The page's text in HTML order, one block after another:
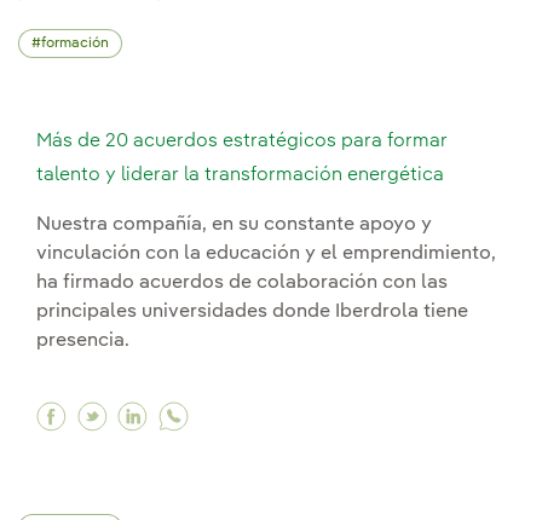
formación
Más de 20 acuerdos estratégicos para formar
talento y liderar la transformación energética
Nuestra compañía, en su constante apoyo y
vinculación con la educación y el emprendimiento,
ha firmado acuerdos de colaboración con las
principales universidades donde Iberdrola tiene
presencia.
Facebook Más de 20 acuerdos estratégicos
Twitter Más de 20 acuerdos estratégicos
Linkedin Más de 20 acuerdos